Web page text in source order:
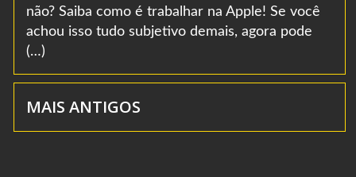
não? Saiba como é trabalhar na Apple! Se você
achou isso tudo subjetivo demais, agora pode
(…)
MAIS ANTIGOS